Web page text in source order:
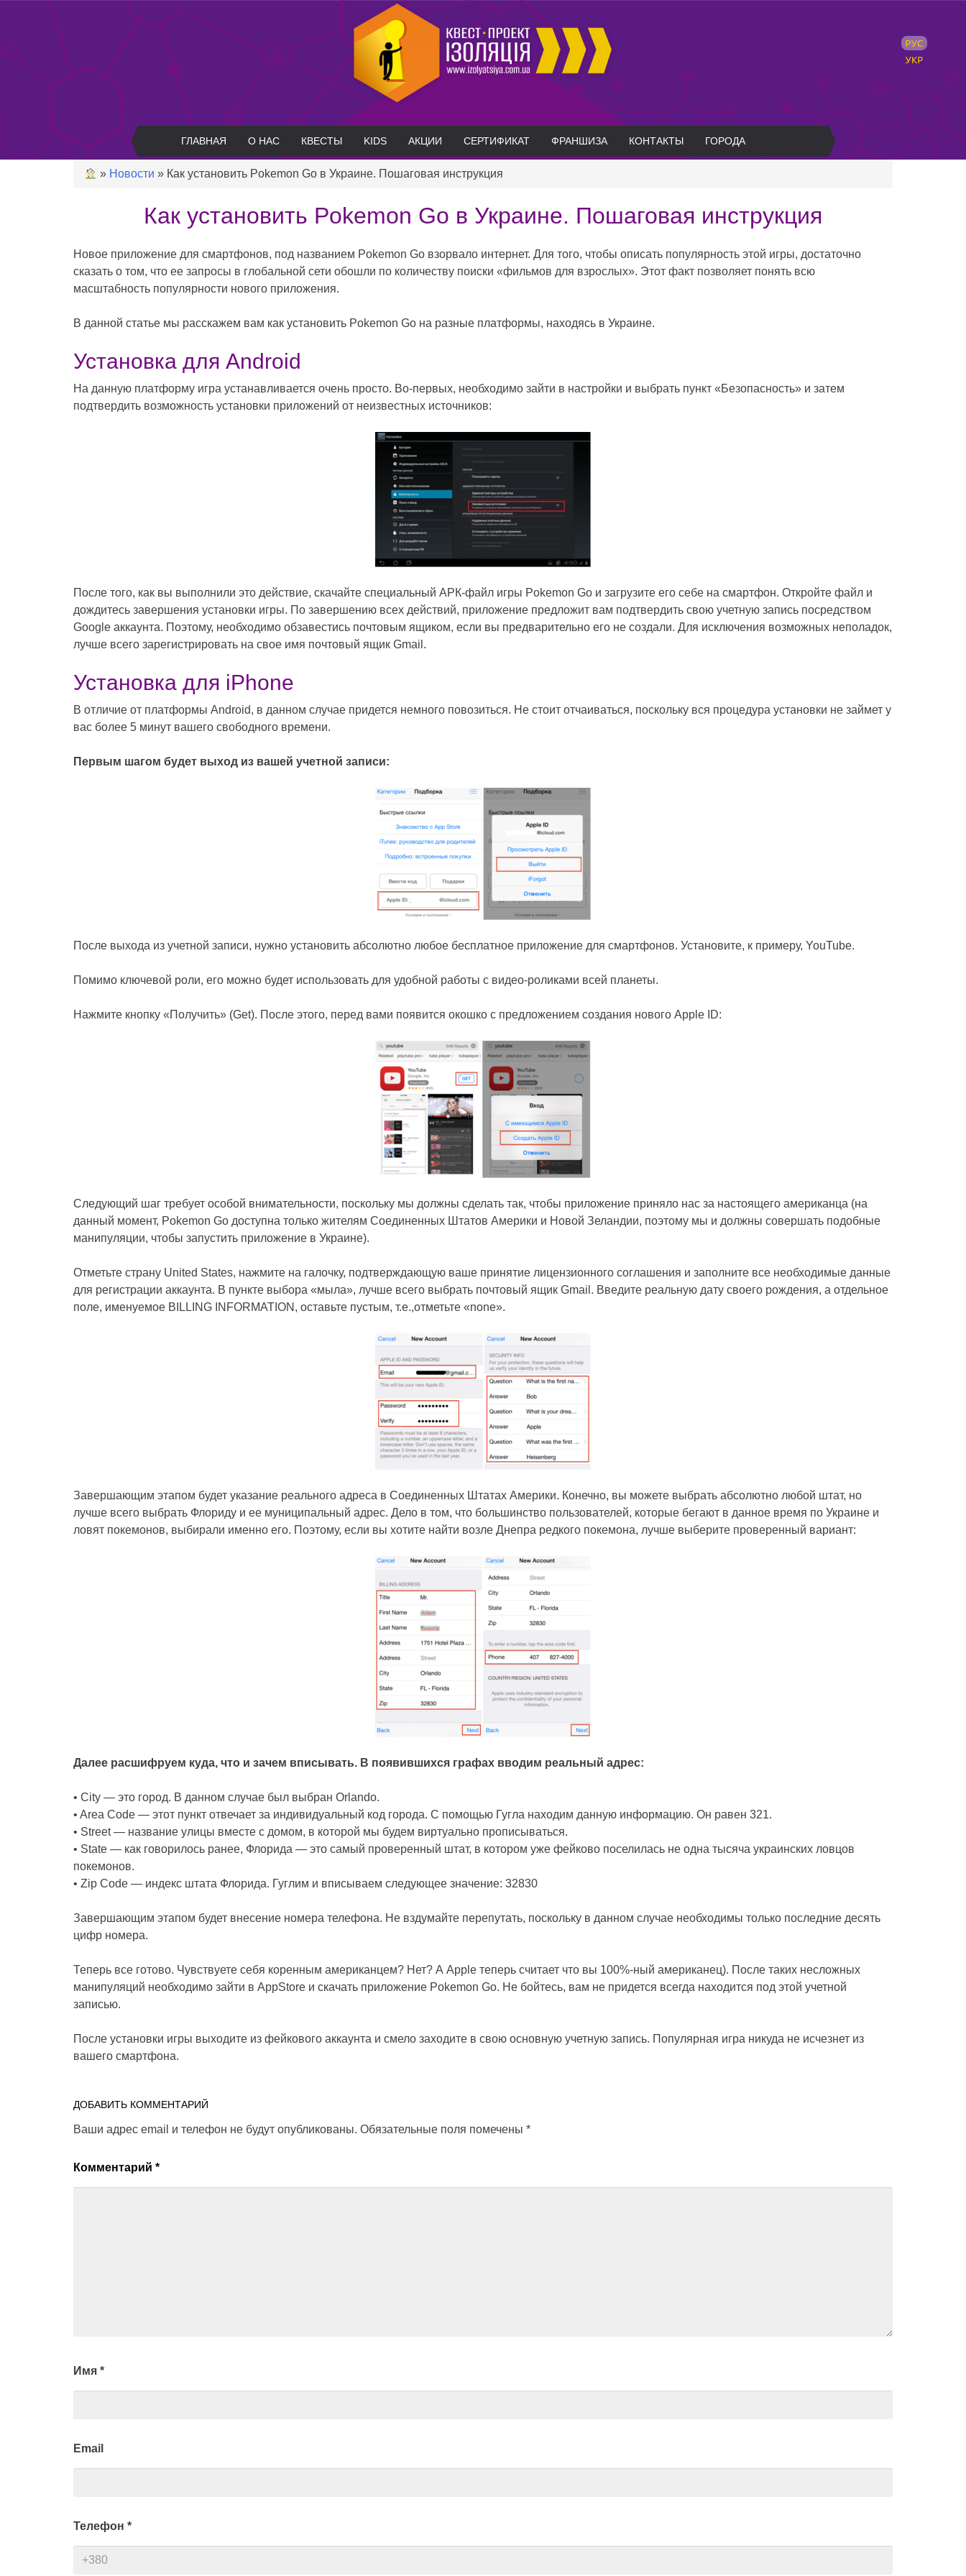
ГЛАВНАЯ О НАС КВЕСТЫ KIDS АКЦИИ СЕРТИФИКАТ ФРАНШИЗА КОНТАКТЫ ГОРОДА
» Новости » Как установить Pokemon Go в Украине. Пошаговая инструкция
Как установить Pokemon Go в Украине. Пошаговая инструкция
Новое приложение для смартфонов, под названием Pokemon Go взорвало интернет. Для того, чтобы описать популярность этой игры, достаточно
сказать о том, что ее запросы в глобальной сети обошли по количеству поиски «фильмов для взрослых». Этот факт позволяет понять всю
масштабность популярности нового приложения.
В данной статье мы расскажем вам как установить Pokemon Go на разные платформы, находясь в Украине.
Установка для Android
На данную платформу игра устанавливается очень просто. Во-первых, необходимо зайти в настройки и выбрать пункт «Безопасность» и затем
подтвердить возможность установки приложений от неизвестных источников:
После того, как вы выполнили это действие, скачайте специальный АРК-файл игры Pokemon Go и загрузите его себе на смартфон. Откройте файл и
дождитесь завершения установки игры. По завершению всех действий, приложение предложит вам подтвердить свою учетную запись посредством
Google аккаунта. Поэтому, необходимо обзавестись почтовым ящиком, если вы предварительно его не создали. Для исключения возможных неполадок,
лучше всего зарегистрировать на свое имя почтовый ящик Gmail.
Установка для iPhone
В отличие от платформы Android, в данном случае придется немного повозиться. Не стоит отчаиваться, поскольку вся процедура установки не займет у
вас более 5 минут вашего свободного времени.
Первым шагом будет выход из вашей учетной записи:
После выхода из учетной записи, нужно установить абсолютно любое бесплатное приложение для смартфонов. Установите, к примеру, YouTube.
Помимо ключевой роли, его можно будет использовать для удобной работы с видео-роликами всей планеты.
Нажмите кнопку «Получить» (Get). После этого, перед вами появится окошко с предложением создания нового Apple ID:
Следующий шаг требует особой внимательности, поскольку мы должны сделать так, чтобы приложение приняло нас за настоящего американца (на
данный момент, Pokemon Go доступна только жителям Соединенных Штатов Америки и Новой Зеландии, поэтому мы и должны совершать подобные
манипуляции, чтобы запустить приложение в Украине).
Отметьте страну United States, нажмите на галочку, подтверждающую ваше принятие лицензионного соглашения и заполните все необходимые данные
для регистрации аккаунта. В пункте выбора «мыла», лучше всего выбрать почтовый ящик Gmail. Введите реальную дату своего рождения, а отдельное
поле, именуемое BILLING INFORMATION, оставьте пустым, т.е.,отметьте «none».
Завершающим этапом будет указание реального адреса в Соединенных Штатах Америки. Конечно, вы можете выбрать абсолютно любой штат, но
лучше всего выбрать Флориду и ее муниципальный адрес. Дело в том, что большинство пользователей, которые бегают в данное время по Украине и
ловят покемонов, выбирали именно его. Поэтому, если вы хотите найти возле Днепра редкого покемона, лучше выберите проверенный вариант:
Далее расшифруем куда, что и зачем вписывать. В появившихся графах вводим реальный адрес:
• City — это город. В данном случае был выбран Orlando.
• Area Code — этот пункт отвечает за индивидуальный код города. С помощью Гугла находим данную информацию. Он равен 321.
• Street — название улицы вместе с домом, в которой мы будем виртуально прописываться.
• State — как говорилось ранее, Флорида — это самый проверенный штат, в котором уже фейково поселилась не одна тысяча украинских ловцов
покемонов.
• Zip Code — индекс штата Флорида. Гуглим и вписываем следующее значение: 32830
Завершающим этапом будет внесение номера телефона. Не вздумайте перепутать, поскольку в данном случае необходимы только последние десять
цифр номера.
Теперь все готово. Чувствуете себя коренным американцем? Нет? А Apple теперь считает что вы 100%-ный американец). После таких несложных
манипуляций необходимо зайти в AppStore и скачать приложение Pokemon Go. Не бойтесь, вам не придется всегда находится под этой учетной
записью.
После установки игры выходите из фейкового аккаунта и смело заходите в свою основную учетную запись. Популярная игра никуда не исчезнет из
вашего смартфона.
ДОБАВИТЬ КОММЕНТАРИЙ
Ваши адрес email и телефон не будут опубликованы. Обязательные поля помечены *
Комментарий *
Имя *
Email
Телефон *